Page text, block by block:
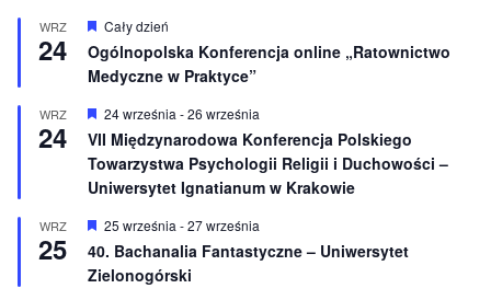
WRZ
24
W
r
ó
n
i
o
n
e
Cały dzień
Ogólnopolska Konferencja online „Ratownictwo
Medyczne w Praktyce”
WRZ
24
W
y
r
ó
ż
n
i
o
n
e
24 września -26 września
VII Międzynarodowa Konferencja Polskiego
Towarzystwa Psychologii Religii i Duchowości –
Uniwersytet Ignatianum w Krakowie
WRZ
25
W
r
ó
25 września -27 września
40. Bachanalia Fantastyczne – Uniwersytet
Zielonogórski